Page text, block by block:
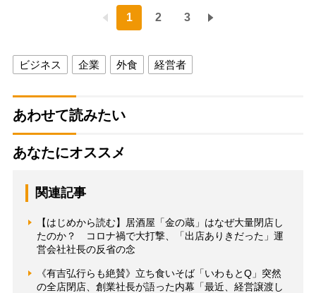
1 2 3
ビジネス 企業 外食 経営者
あわせて読みたい
あなたにオススメ
関連記事
【はじめから読む】居酒屋「金の蔵」はなぜ大量閉店し
たのか？ コロナ禍で大打撃、「出店ありきだった」運
営会社社長の反省の念
《有吉弘行らも絶賛》立ち食いそば「いわもとQ」突然
の全店閉店、創業社長が語った内幕「最近、経営譲渡し